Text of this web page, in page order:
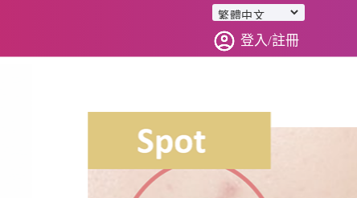
登入/註冊